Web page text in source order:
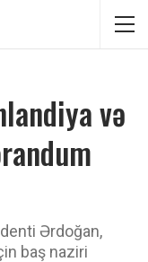
və
Ərdoğan,
baş naziri